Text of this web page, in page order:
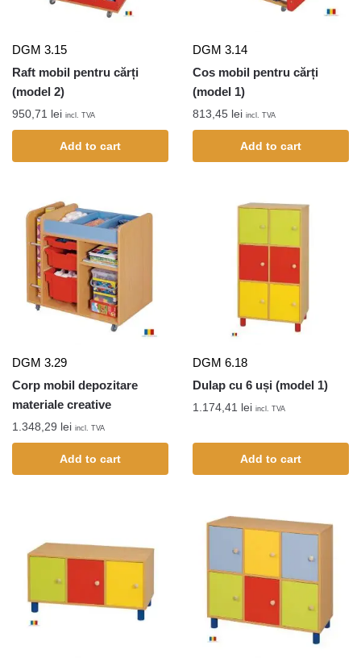
DGM 3.15
Raft mobil pentru cărți
(model 2)
950,71 lei incl. TVA
Add to cart
DGM 3.14
Cos mobil pentru cărți
(model 1)
813,45 lei incl. TVA
Add to cart
DGM 3.29
Corp mobil depozitare
materiale creative
1.348,29 lei incl. TVA
Add to cart
DGM 6.18
Dulap cu 6 uși (model 1)
1.174,41 lei incl. TVA
Add to cart